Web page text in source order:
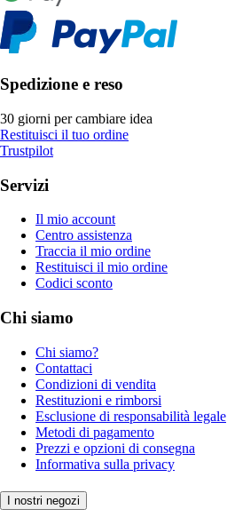
Spedizione e reso
30 giorni per cambiare idea
Restituisci il tuo ordine
Trustpilot
Servizi
Il mio account
Centro assistenza
Traccia il mio ordine
Restituisci il mio ordine
Codici sconto
Chi siamo
Chi siamo?
Contattaci
Condizioni di vendita
Restituzioni e rimborsi
Esclusione di responsabilità legale
Metodi di pagamento
Prezzi e opzioni di consegna
Informativa sulla privacy
I nostri negozi